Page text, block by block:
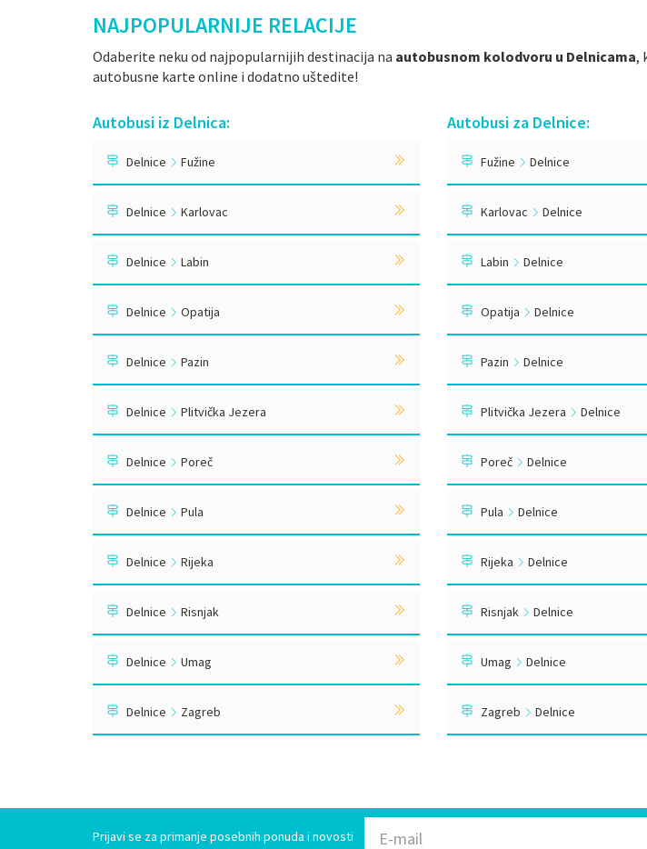
NAJPOPULARNIJE RELACIJE
Odaberite neku od najpopularnijih destinacija na autobusnom kolodvoru u Delnicama,
autobusne karte online i dodatno uštedite!
Autobusi iz Delnica:
Delnice Fužine
Delnice Karlovac
Delnice Labin
Delnice Opatija
Delnice Pazin
Delnice Plitvička Jezera
Delnice Poreč
Delnice Pula
Delnice Rijeka
Delnice Risnjak
Delnice Umag
Delnice Zagreb
Autobusi za Delnice:
Fužine Delnice
Karlovac Delnice
Labin Delnice
Opatija Delnice
Pazin Delnice
Plitvička Jezera Delnice
Poreč Delnice
Pula Delnice
Rijeka Delnice
Risnjak Delnice
Umag Delnice
Zagreb Delnice
Prijavi se za primanje posebnih ponuda i novosti